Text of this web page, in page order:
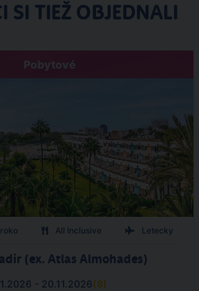
SI TIEŽ OBJEDNALI
Pobytové
All Inclusive Letecky
(ex. Atlas Almohades)
- 20.11.2026(8)